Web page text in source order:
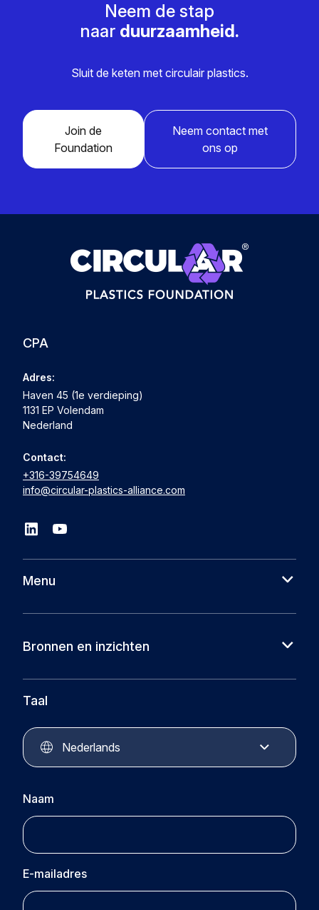
Neem de stap
naar duurzaamheid.
Sluit de keten met circulair plastics.
Join de
Foundation
Neem contact met
ons op
CPA
Adres:
Haven 45 (1e verdieping)
1131 EP Volendam
Nederland
Contact:
+316-39754649
info@circular-plastics-alliance.com
Menu
Over ons
Circular Plastics Foundation
Circular Plastics Products
Circular Plastics Academy
Contact
Bronnen en inzichten
Nieuws
Kennisbank
Taal
Nederlands
Naam
E-mailadres